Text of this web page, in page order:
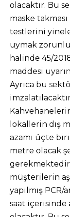
olacaktır. Bu
maske
testlerini
uymak
halinde 45/
maddesi
Ayrıca bu
lokallerin dış
azami üçte
metre olacak
müşterilerin
yapılmış PCR/
saat